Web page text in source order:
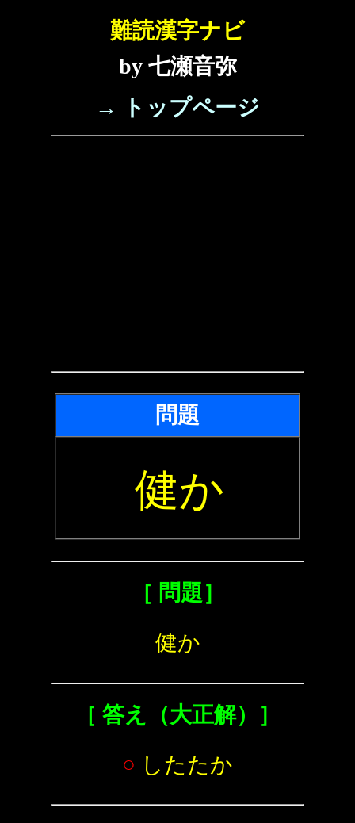
難読漢字ナビ
by 七瀬音弥
→ トップページ
問題
健か
［ 問題］
健か
［ 答え（大正解）］
○ したたか